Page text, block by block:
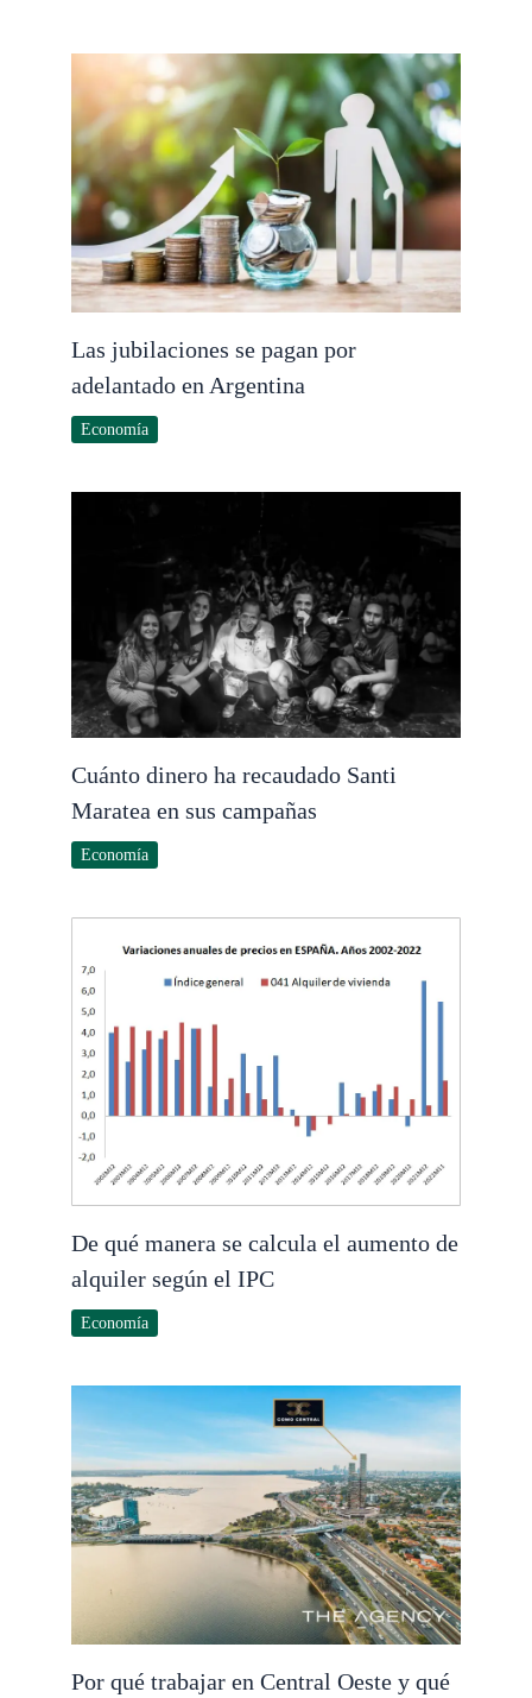
Las jubilaciones se pagan por
adelantado en Argentina
Economía
Cuánto dinero ha recaudado Santi
Maratea en sus campañas
Economía
De qué manera se calcula el aumento de
alquiler según el IPC
Economía
Por qué trabajar en Central Oeste y qué